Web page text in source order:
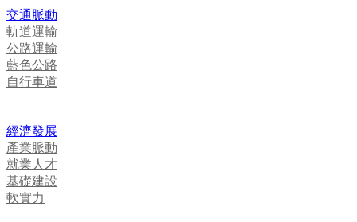
交通脈動
軌道運輸
公路運輸
藍色公路
自行車道
經濟發展
產業脈動
就業人才
基礎建設
軟實力